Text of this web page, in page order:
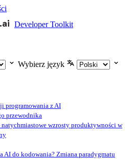
Developer Toolkit
Wybierz język
programowania z AI
przewodnika
wzrosty produktywności w
AI do kodowania? Zmiana paradygmatu